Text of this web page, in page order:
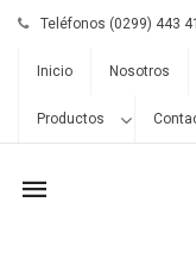
Teléfonos (0299) 443
Inicio Nosotros
Productos
Mobile